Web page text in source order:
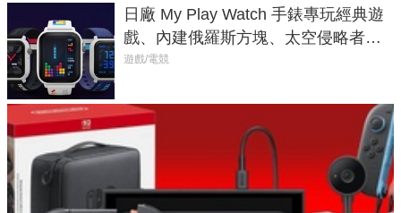
日廠 My Play Watch 手錶專玩經典遊
戲、內建俄羅斯方塊、太空侵略者，
不過竟然不能連手機？
遊戲/電競